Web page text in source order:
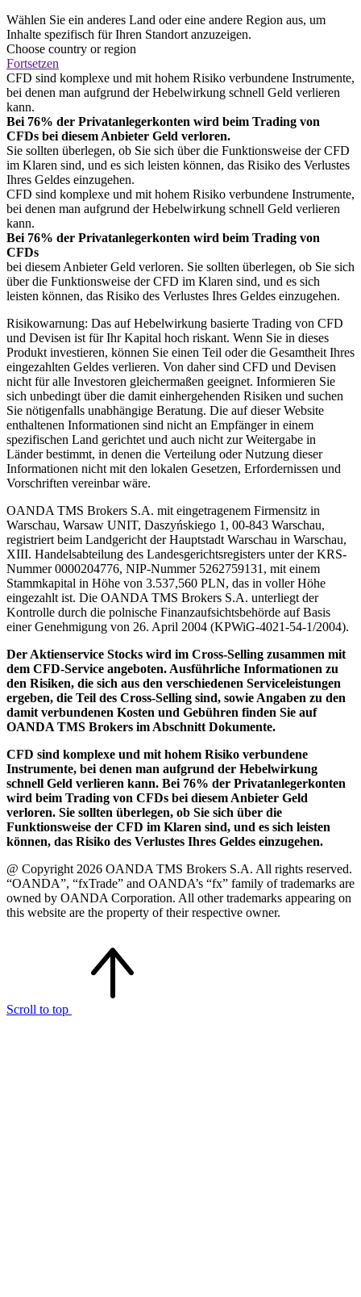
Wählen Sie ein anderes Land oder eine andere Region aus, um
Inhalte spezifisch für Ihren Standort anzuzeigen.
Choose country or region
Fortsetzen
CFD sind komplexe und mit hohem Risiko verbundene Instrumente,
bei denen man aufgrund der Hebelwirkung schnell Geld verlieren
kann.
Bei 76% der Privatanlegerkonten wird beim Trading von
CFDs bei diesem Anbieter Geld verloren.
Sie sollten überlegen, ob Sie sich über die Funktionsweise der CFD
im Klaren sind, und es sich leisten können, das Risiko des Verlustes
Ihres Geldes einzugehen.
CFD sind komplexe und mit hohem Risiko verbundene Instrumente,
bei denen man aufgrund der Hebelwirkung schnell Geld verlieren
kann.
Bei 76% der Privatanlegerkonten wird beim Trading von
CFDs
bei diesem Anbieter Geld verloren. Sie sollten überlegen, ob Sie sich
über die Funktionsweise der CFD im Klaren sind, und es sich
leisten können, das Risiko des Verlustes Ihres Geldes einzugehen.
Risikowarnung: Das auf Hebelwirkung basierte Trading von CFD
und Devisen ist für Ihr Kapital hoch riskant. Wenn Sie in dieses
Produkt investieren, können Sie einen Teil oder die Gesamtheit Ihres
eingezahlten Geldes verlieren. Von daher sind CFD und Devisen
nicht für alle Investoren gleichermaßen geeignet. Informieren Sie
sich unbedingt über die damit einhergehenden Risiken und suchen
Sie nötigenfalls unabhängige Beratung. Die auf dieser Website
enthaltenen Informationen sind nicht an Empfänger in einem
spezifischen Land gerichtet und auch nicht zur Weitergabe in
Länder bestimmt, in denen die Verteilung oder Nutzung dieser
Informationen nicht mit den lokalen Gesetzen, Erfordernissen und
Vorschriften vereinbar wäre.
OANDA TMS Brokers S.A. mit eingetragenem Firmensitz in
Warschau, Warsaw UNIT, Daszyńskiego 1, 00-843 Warschau,
registriert beim Landgericht der Hauptstadt Warschau in Warschau,
XIII. Handelsabteilung des Landesgerichtsregisters unter der KRS-
Nummer 0000204776, NIP-Nummer 5262759131, mit einem
Stammkapital in Höhe von 3.537,560 PLN, das in voller Höhe
eingezahlt ist. Die OANDA TMS Brokers S.A. unterliegt der
Kontrolle durch die polnische Finanzaufsichtsbehörde auf Basis
einer Genehmigung von 26. April 2004 (KPWiG-4021-54-1/2004).
Der Aktienservice Stocks wird im Cross-Selling zusammen mit
dem CFD-Service angeboten. Ausführliche Informationen zu
den Risiken, die sich aus den verschiedenen Serviceleistungen
ergeben, die Teil des Cross-Selling sind, sowie Angaben zu den
damit verbundenen Kosten und Gebühren finden Sie auf
OANDA TMS Brokers im Abschnitt Dokumente.
CFD sind komplexe und mit hohem Risiko verbundene
Instrumente, bei denen man aufgrund der Hebelwirkung
schnell Geld verlieren kann. Bei 76% der Privatanlegerkonten
wird beim Trading von CFDs bei diesem Anbieter Geld
verloren. Sie sollten überlegen, ob Sie sich über die
Funktionsweise der CFD im Klaren sind, und es sich leisten
können, das Risiko des Verlustes Ihres Geldes einzugehen.
@ Copyright 2026 OANDA TMS Brokers S.A. All rights reserved.
“OANDA”, “fxTrade” and OANDA’s “fx” family of trademarks are
owned by OANDA Corporation. All other trademarks appearing on
this website are the property of their respective owner.
Scroll to top